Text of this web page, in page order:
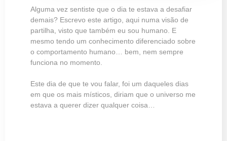
Alguma vez sentiste que o dia te estava a desafiar
demais? Escrevo este artigo, aqui numa visão de
partilha, visto que também eu sou humano. E
mesmo tendo um conhecimento diferenciado sobre
o comportamento humano… bem, nem sempre
funciona no momento.
Este dia de que te vou falar, foi um daqueles dias
em que os mais místicos, diriam que o universo me
estava a querer dizer qualquer coisa…